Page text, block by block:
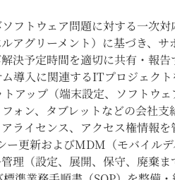
フトウェア問題に対する一次対
アグリーメント）に基づき、
決予定時間を適切に共有・報告
導入に関連するITプロジェク
アップ（端末設定、ソフトウ
ォン、タブレットなどの会社
ライセンス、アクセス権情報を
更新およびMDM（モバイルデ
理（設定、展開、保守、廃棄ま